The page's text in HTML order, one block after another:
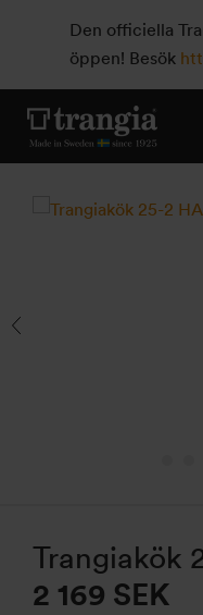
Den officiella
öppen! Besök
Trangiakök
2 169 SEK